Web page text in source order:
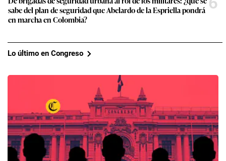
sabe del plan de seguridad que Abelardo de la Espriella pondrá
en marcha en Colombia?
Lo último en Congreso